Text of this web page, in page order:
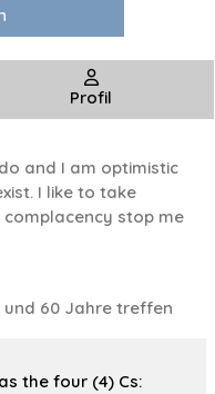
Profil
and I am optimistic
I like to take
stop me
und 60 Jahre treffen
the four (4) Cs: